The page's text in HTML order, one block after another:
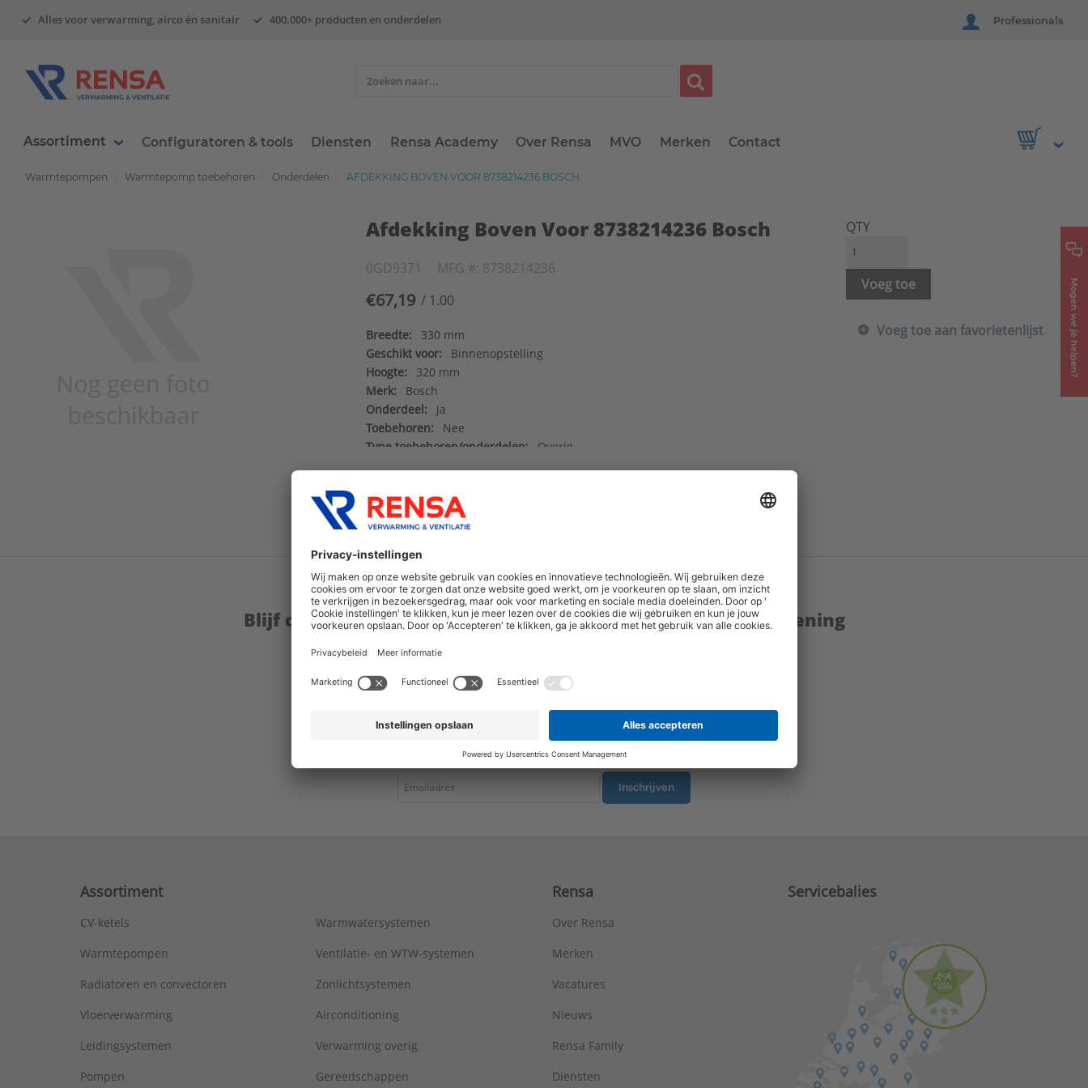
Alles voor verwarming, airco én sanitair 400.000+ producten en onderdelen Professionals
Assortiment Configuratoren & tools Diensten Rensa Academy Over Rensa MVO Merken Contact
Mogen we je helpen?
Warmtepompen Warmtepomp toebehoren Onderdelen AFDEKKING BOVEN VOOR 8738214236 BOSCH
Afdekking Boven Voor 8738214236 Bosch
0GD9371 MFG #: 8738214236
€67,19 / 1.00
Breedte:
330 mm
Geschikt voor:
Binnenopstelling
Hoogte:
320 mm
Merk:
Bosch
Onderdeel:
Ja
Toebehoren:
Nee
Type toebehoren/onderdelen:
Overig
QTY
Voeg toe
Voeg toe aan favorietenlijst
Blijf op de hoogte van nieuwe producten en onze dienstverlening
Inschrijven
Assortiment
CV-ketels
Warmtepompen
Radiatoren en convectoren
Vloerverwarming
Leidingsystemen
Pompen
Warmwatersystemen
Ventilatie- en WTW-systemen
Zonlichtsystemen
Airconditioning
Verwarming overig
Gereedschappen
Rensa
Over Rensa
Merken
Vacatures
Nieuws
Rensa Family
Diensten
Servicebalies